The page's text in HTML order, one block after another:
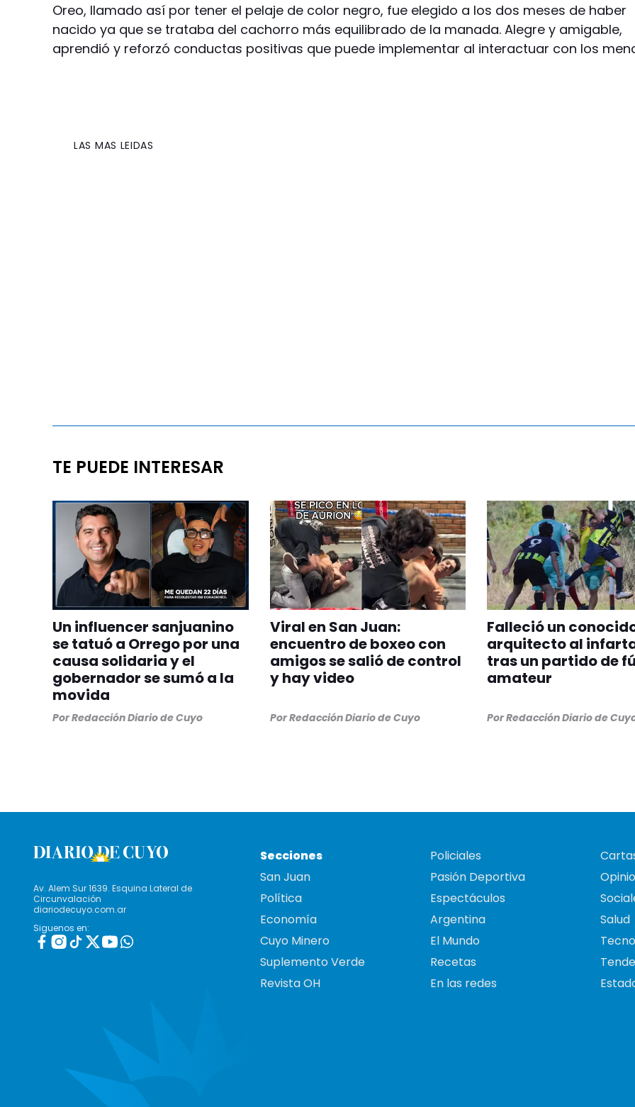
Oreo, llamado así por tener el pelaje de color negro, fue elegido a los dos meses de haber
nacido ya que se trataba del cachorro más equilibrado de la manada. Alegre y amigable,
aprendió y reforzó conductas positivas que puede implementar al interactuar con los
LAS MAS LEIDAS
TE PUEDE INTERESAR
Un influencer sanjuanino
se tatuó a Orrego por una
causa solidaria y el
gobernador se sumó a la
movida
PorRedacción Diario de Cuyo
Viral en San Juan:
encuentro de boxeo con
amigos se salió de control
y hay video
PorRedacción Diario de Cuyo
Falleció un
arquitecto al
tras un partido de
amateur
PorRedacción Diario de
Av. Alem Sur 1639. Esquina Lateral de
Circunvalación
diariodecuyo.com.ar
Siguenos en:
Secciones
San Juan
Política
Economía
Cuyo Minero
Suplemento Verde
Revista OH
Policiales
Pasión Deportiva
Espectáculos
Argentina
El Mundo
Recetas
En las redes
Salud